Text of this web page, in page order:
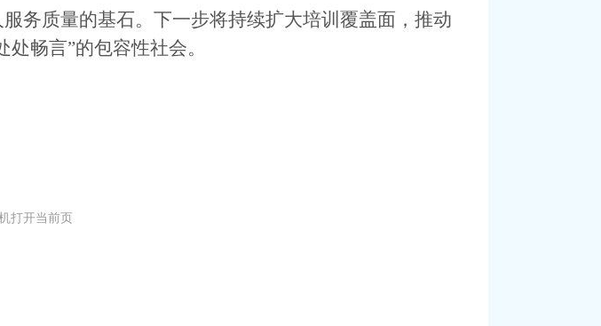
务质量的基石。下一步将持续扩大培训覆盖面，推动
处畅言”的包容性社会。
打开当前页